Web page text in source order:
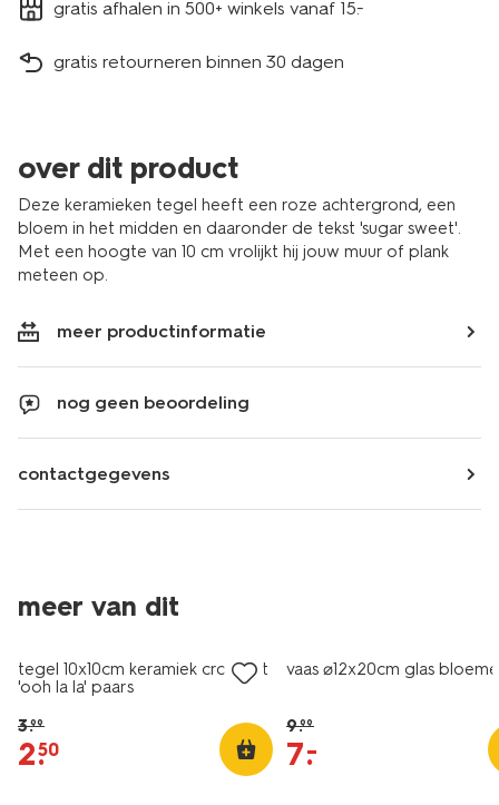
gratis afhalen in 500+ winkels vanaf 15.-
gratis retourneren binnen 30 dagen
over dit product
Deze keramieken tegel heeft een roze achtergrond, een
bloem in het midden en daaronder de tekst 'sugar sweet'.
Met een hoogte van 10 cm vrolijkt hij jouw muur of plank
meteen op.
meer productinformatie
nog geen beoordeling
contactgegevens
meer van dit
sale
tegel 10x10cm keramiek croissant
'ooh la la' paars
3.99
2.
50
vaas ⌀12x20cm glas
9.99
7.
–